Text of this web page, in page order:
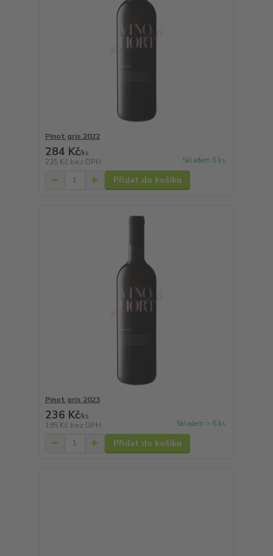
Pinot gris 2022
284 Kč/ks
235 Kč bez DPH Skladem 6 ks
Přidat do košíku
Pinot gris 2023
236 Kč/ks
195 Kč bez DPH Skladem > 6 ks
Přidat do košíku